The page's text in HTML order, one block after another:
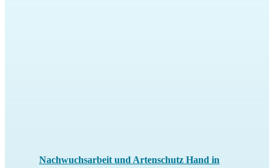
Nachwuchsarbeit und Artenschutz Hand in